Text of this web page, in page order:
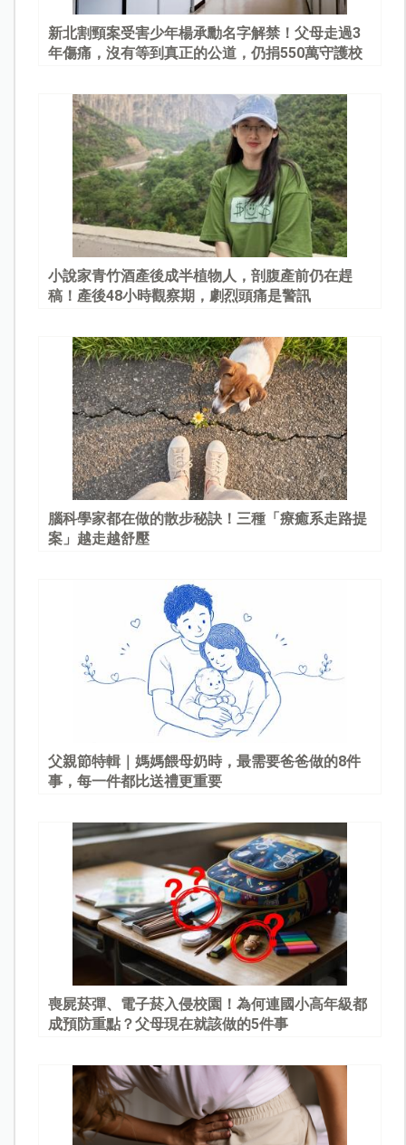
新北割頸案受害少年楊承勳名字解禁！父母走過3
年傷痛，沒有等到真正的公道，仍捐550萬守護校
小說家青竹酒產後成半植物人，剖腹產前仍在趕
稿！產後48小時觀察期，劇烈頭痛是警訊
腦科學家都在做的散步秘訣！三種「療癒系走路提
案」越走越舒壓
父親節特輯｜媽媽餵母奶時，最需要爸爸做的8件
事，每一件都比送禮更重要
喪屍菸彈、電子菸入侵校園！為何連國小高年級都
成預防重點？父母現在就該做的5件事